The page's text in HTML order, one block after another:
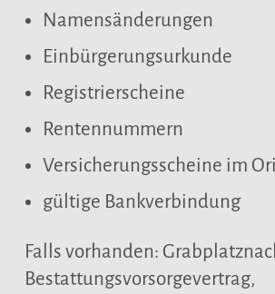
Namensänderungen
Einbürgerungsurkunde
Registrierscheine
Rentennummern
Versicherungsscheine im
gültige Bankverbindung
Falls vorhanden:
Bestattungsvorsorgevertrag,